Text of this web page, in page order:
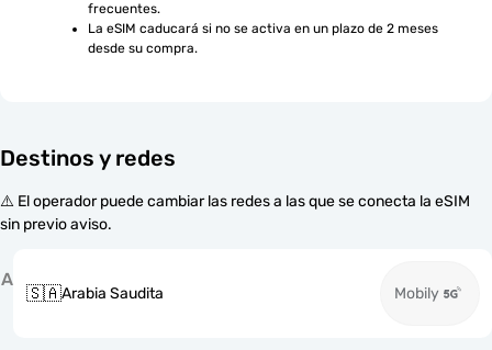
frecuentes.
La eSIM caducará si no se activa en un plazo de 2 meses
desde su compra.
Destinos y redes
⚠️ El operador puede cambiar las redes a las que se conecta la eSIM
sin previo aviso.
A
🇸🇦Arabia Saudita Mobily